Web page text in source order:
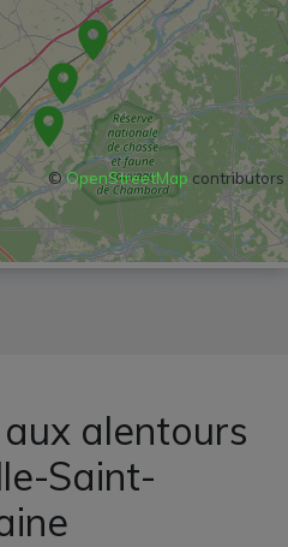
©OpenStreetMap contributors
alentours
Saint-